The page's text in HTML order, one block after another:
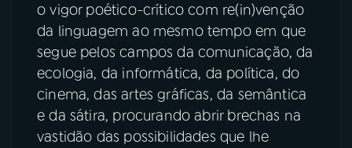
YouTube Facebook
Instagram X
TikTok
o vigor poético-crítico com re(in)venção
da linguagem ao mesmo tempo em que
segue pelos campos da comunicação, da
ecologia, da informática, da política, do
cinema, das artes gráficas, da semântica
e da sátira, procurando abrir brechas na
vastidão das possibilidades que lhe